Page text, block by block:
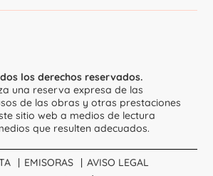
los derechos reservados.
una reserva expresa de las
de las obras y otras prestaciones
sitio web a medios de lectura
que resulten adecuados.
EMISORAS
AVISO LEGAL